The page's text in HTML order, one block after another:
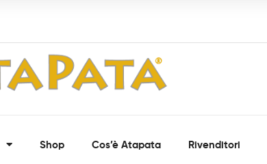
Shop Cos’è Atapata Rivenditori